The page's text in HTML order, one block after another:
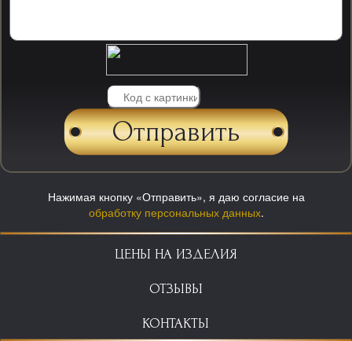
Нажимая кнопку «Отправить», я даю согласие на
обработку персональных данных.
ЦЕНЫ НА ИЗДЕЛИЯ
ОТЗЫВЫ
КОНТАКТЫ